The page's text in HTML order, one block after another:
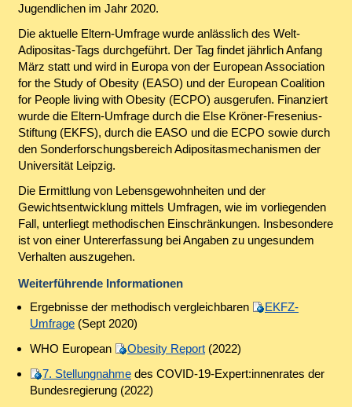
Jugendlichen im Jahr 2020.
Die aktuelle Eltern-Umfrage wurde anlässlich des Welt-
Adipositas-Tags durchgeführt. Der Tag findet jährlich Anfang
März statt und wird in Europa von der European Association
for the Study of Obesity (EASO) und der European Coalition
for People living with Obesity (ECPO) ausgerufen. Finanziert
wurde die Eltern-Umfrage durch die Else Kröner-Fresenius-
Stiftung (EKFS), durch die EASO und die ECPO sowie durch
den Sonderforschungsbereich Adipositasmechanismen der
Universität Leipzig.
Die Ermittlung von Lebensgewohnheiten und der
Gewichtsentwicklung mittels Umfragen, wie im vorliegenden
Fall, unterliegt methodischen Einschränkungen. Insbesondere
ist von einer Untererfassung bei Angaben zu ungesundem
Verhalten auszugehen.
Weiterführende Informationen
Ergebnisse der methodisch vergleichbaren
EKFZ-
Umfrage(Sept 2020)
WHO European
Obesity Report(2022)
7. Stellungnahmedes COVID-19-Expert:innenrates der
Bundesregierung (2022)